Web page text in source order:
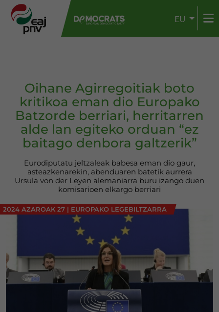
EU
Oihane Agirregoitiak boto
kritikoa eman dio Europako
Batzorde berriari, herritarren
alde lan egiteko orduan “ez
baitago denbora galtzerik”
Eurodiputatu jeltzaleak babesa eman dio gaur,
asteazkenarekin, abenduaren batetik aurrera
Ursula von der Leyen alemaniarra buru izango duen
komisarioen elkargo berriari
2024 AZAROAK 27 | EUROPAKO LEGEBILTZARRA